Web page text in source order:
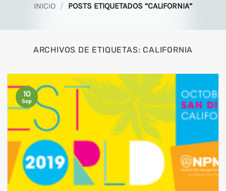
INICIO / POSTS ETIQUETADOS “CALIFORNIA”
ARCHIVOS DE ETIQUETAS: CALIFORNIA
10
Sep